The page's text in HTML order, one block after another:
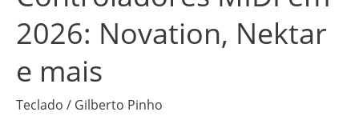
2026: Novation, Nektar
e mais
Teclado / Gilberto Pinho